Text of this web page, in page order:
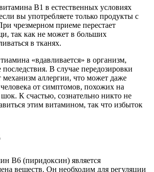
B1 в естественных условиях
вы употребляете только продукты с
чрезмерном приеме перестает
так как не может в больших
в тканях.
«вдавливается» в организм,
В случае передозировки
механизм аллергии, что может даже
от симптомов, похожих на
К счастью, сознательно никто не
этим витамином, так что избыток
B6 (пиридоксин) является
веществ. Он необходим для регуляции